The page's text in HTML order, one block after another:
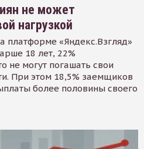
не может
нагрузкой
платформе «Яндекс.Взгляд»
18 лет, 22%
не могут погашать свои
При этом 18,5% заемщиков
более половины своего